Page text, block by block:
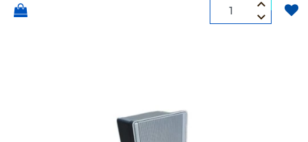
Quantità